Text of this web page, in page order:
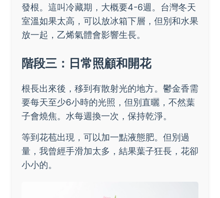
發根。這叫冷藏期，大概要4-6週。台灣冬天
室溫如果太高，可以放冰箱下層，但別和水果
放一起，乙烯氣體會影響生長。
階段三：日常照顧和開花
根長出來後，移到有散射光的地方。鬱金香需
要每天至少6小時的光照，但別直曬，不然葉
子會燒焦。水每週換一次，保持乾淨。
等到花苞出現，可以加一點液態肥。但別過
量，我曾經手滑加太多，結果葉子狂長，花卻
小小的。